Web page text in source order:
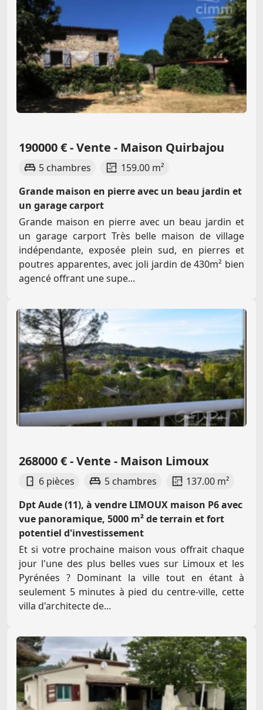
190000 € - Vente - Maison Quirbajou
5 chambres
159.00 m²
Grande maison en pierre avec un beau jardin et
un garage carport
Grande maison en pierre avec un beau jardin et
un garage carport Très belle maison de village
indépendante, exposée plein sud, en pierres et
poutres apparentes, avec joli jardin de 430m² bien
agencé offrant une supe...
268000 € - Vente - Maison Limoux
6 pièces 5 chambres
137.00 m²
Dpt Aude (11), à vendre LIMOUX maison P6 avec
vue panoramique, 5000 m² de terrain et fort
potentiel d'investissement
Et si votre prochaine maison vous offrait chaque
jour l'une des plus belles vues sur Limoux et les
Pyrénées ? Dominant la ville tout en étant à
seulement 5 minutes à pied du centre-ville, cette
villa d'architecte de...